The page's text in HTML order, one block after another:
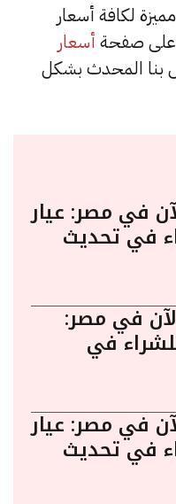
تغطية مميزة لكافة أسعار
على صفحة أسعار
بنا المحدث بشكل
في مصر: عيار
للشراء في تحديث
في مصر:
24 يسجل 6745 للشراء في
في مصر: عيار
للشراء في تحديث